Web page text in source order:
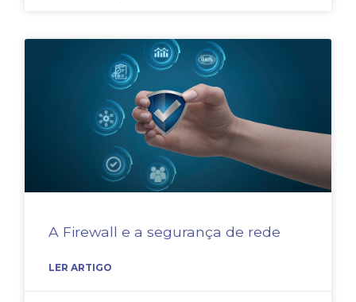
A Firewall e a segurança de rede
LER ARTIGO